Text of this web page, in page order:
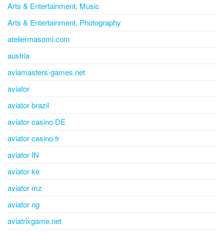
Arts & Entertainment, Music
Arts & Entertainment, Photography
ateliermasomi.com
austria
aviamasters-games.net
aviator
aviator brazil
aviator casino DE
aviator casino fr
aviator IN
aviator ke
aviator mz
aviator ng
aviatrixgame.net